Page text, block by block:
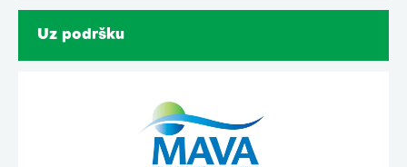
Uz podršku